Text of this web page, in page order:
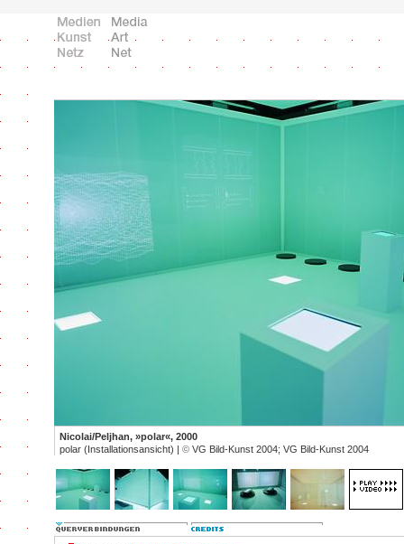
Nicolai/Peljhan, »polar«, 2000
polar (Installationsansicht) | © VG Bild-Kunst 2004; VG Bild-Kunst 2004